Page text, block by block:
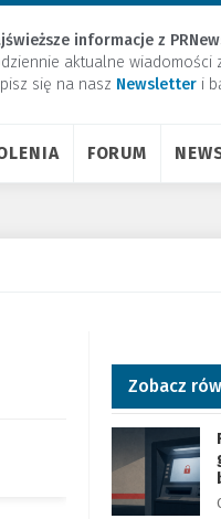
informacje z
aktualne wiadomości
się na nasz Newsletter ​i
FORUM
Zobacz